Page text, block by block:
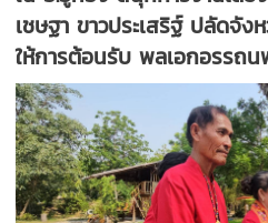
เชษฐา ขาวประเสริฐ์ ปลัดจั
ให้การต้อนรับ พลเอกอรรถ